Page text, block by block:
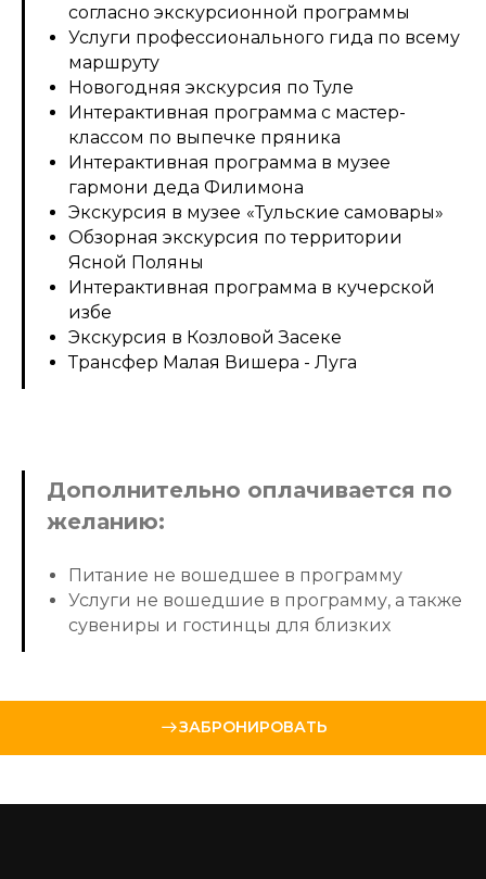
согласно экскурсионной программы
Услуги профессионального гида по всему
маршруту
Новогодняя экскурсия по Туле
Интерактивная программа с мастер-
классом по выпечке пряника
Интерактивная программа в музее
гармони деда Филимона
Экскурсия в музее «Тульские самовары»
Обзорная экскурсия по территории
Ясной Поляны
Интерактивная программа в кучерской
избе
Экскурсия в Козловой Засеке
Трансфер Малая Вишера - Луга
Дополнительно оплачивается по
желанию:
Питание не вошедшее в программу
Услуги не вошедшие в программу, а также
сувениры и гостинцы для близких
ЗАБРОНИРОВАТЬ